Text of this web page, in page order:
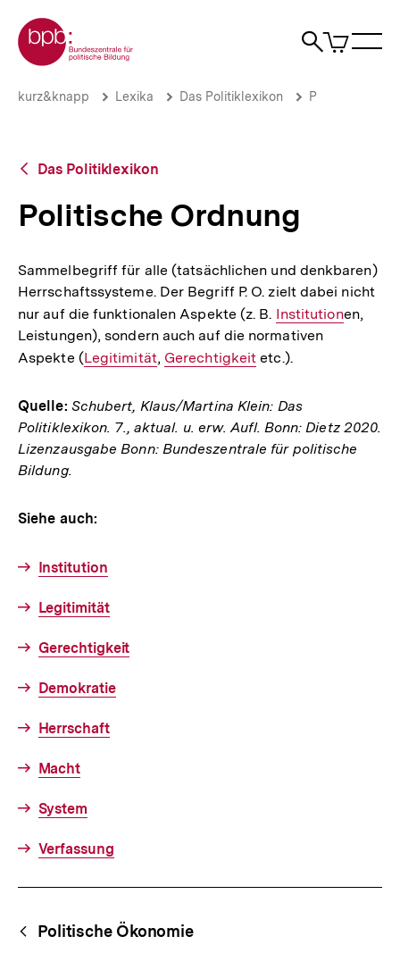
zum
Seiteninhalt
springen
Zur Startseite der bpb
Suche
Artikel
im
Politische
Brotkrümelnavigation
Pfadnavigation
kurz&knapp Lexika Das Politiklexikon P
Zurück
Übersicht
Das Politiklexikon
Politische Ordnung
Sammelbegriff für alle (tatsächlichen und denkbaren)
Herrschaftssysteme. Der Begriff P. O. zielt dabei nicht
nur auf die funktionalen Aspekte (z. B. Interner
Link:
Institutionen,
Leistungen), sondern auch auf die normativen
Aspekte (Interner
Legitimität, Interner
Gerechtigkeit etc.).
Quelle: Schubert, Klaus/Martina Klein: Das
Politiklexikon. 7., aktual. u. erw. Aufl. Bonn: Dietz 2020.
Lizenzausgabe Bonn: Bundeszentrale für politische
Bildung.
Siehe auch:
Institution
Legitimität
Gerechtigkeit
Demokratie
Herrschaft
Macht
System
Verfassung
Begriffsnavigation
Content-
Navigation
Politische Ökonomie